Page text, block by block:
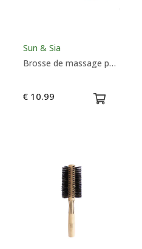
Sun & Sia
Brosse de massage pour cuir chevelu - Sun & Sia
€ 10.99